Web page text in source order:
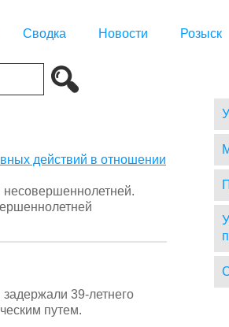
Сводка Новости Розыск
действий в отношении
39-летнего
путем.